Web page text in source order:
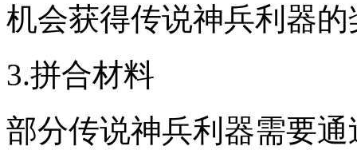
机会获得传说神兵利器的
3.拼合材料
部分传说神兵利器需要